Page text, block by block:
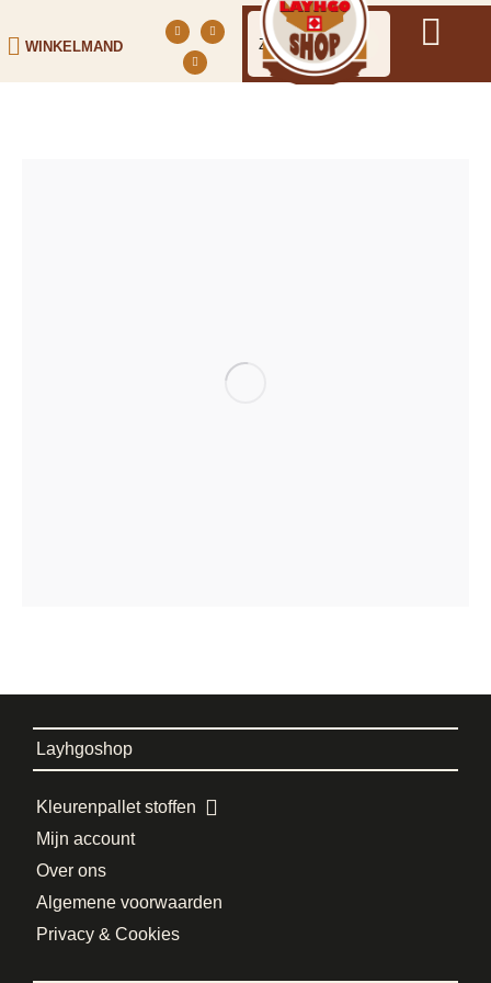
WINKELMAND
Layhgoshop
Kleurenpallet stoffen
Mijn account
Over ons
Algemene voorwaarden
Privacy & Cookies